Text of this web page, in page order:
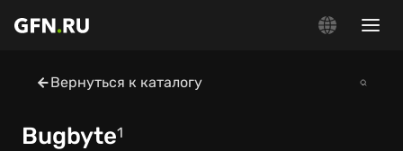
Вернуться к каталогу
Bugbyte1